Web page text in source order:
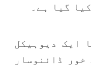
گیا ہے۔
ایک دیوہیکل
ڈائنوسار